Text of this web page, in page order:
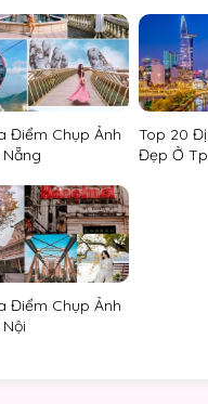
Điểm Chụp Ảnh
Top 20
Đẹp Ở
Điểm Chụp Ảnh